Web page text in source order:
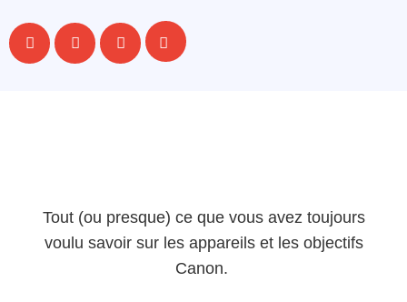
Tout (ou presque) ce que vous avez toujours
voulu savoir sur les appareils et les objectifs
Canon.